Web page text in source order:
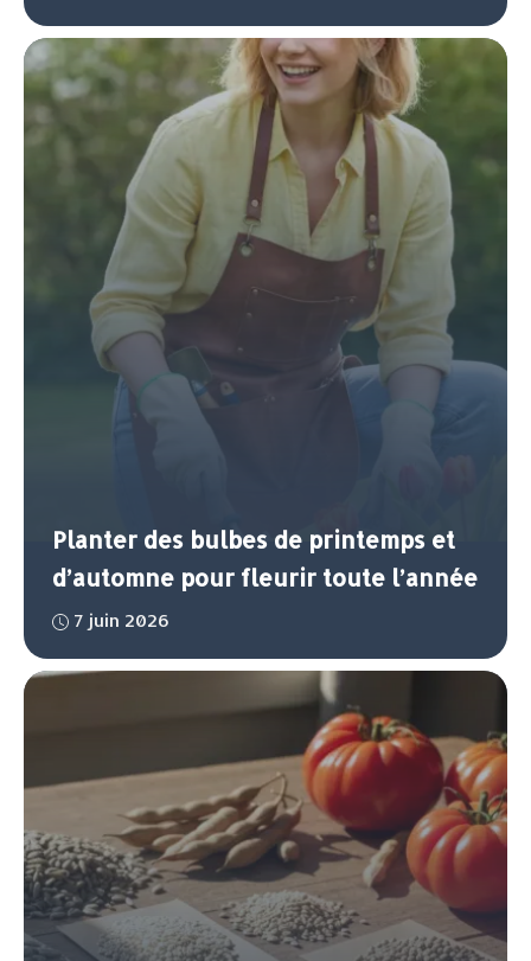
Planter des bulbes de printemps et
d’automne pour fleurir toute l’année
7 juin 2026